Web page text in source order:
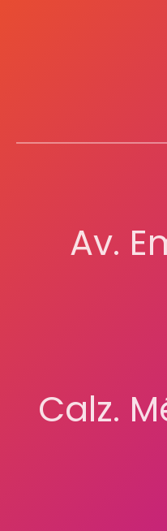
Av.
Calz.